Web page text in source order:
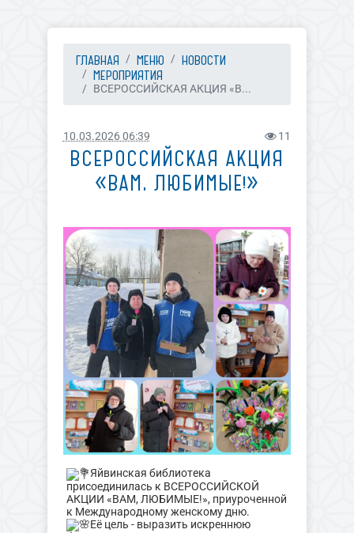
ГЛАВНАЯ МЕНЮ
НОВОСТИ
МЕРОПРИЯТИЯ
ВСЕРОССИЙСКАЯ АКЦИЯ «В...
10.03.2026 06:39 11
ВСЕРОССИЙСКАЯ АКЦИЯ
«ВАМ, ЛЮБИМЫЕ!»
Яйвинская библиотека
присоединилась к ВСЕРОССИЙСКОЙ
АКЦИИ «ВАМ, ЛЮБИМЫЕ!», приуроченной
к Международному женскому дню.
Её цель - выразить искреннюю